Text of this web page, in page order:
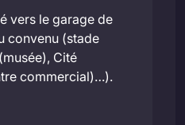
vers le garage de
convenu (stade
Cité
commercial)…).